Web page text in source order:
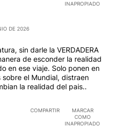
INAPROPIADO
DE 2026
sin darle la VERDADERA
de esconder la realidad
en ese viaje. Solo ponen en
el Mundial, distraen
la realidad del pais..
COMPARTIR
MARCAR
COMO
INAPROPIADO